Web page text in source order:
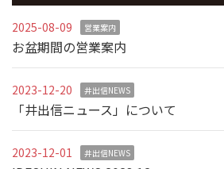
2025-08-09 営業案内
お盆期間の営業案内
2023-12-20 井出信NEWS
「井出信ニュース」について
2023-12-01 井出信NEWS